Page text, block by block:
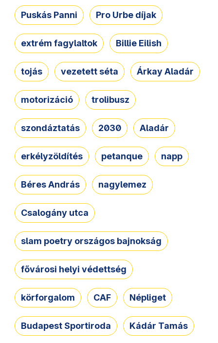
Puskás Panni Pro Urbe díjak
extrém fagylaltok Billie Eilish
tojás vezetett séta Árkay Aladár
motorizáció trolibusz
szondáztatás 2030 Aladár
erkélyzöldítés petanque napp
Béres András nagylemez
Csalogány utca
slam poetry országos bajnokság
fővárosi helyi védettség
körforgalom CAF Népliget
Budapest Sportiroda Kádár Tamás